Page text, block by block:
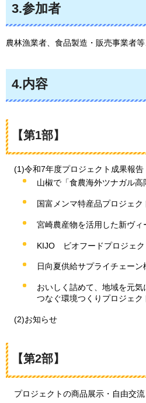
3.参加者
農林漁業者、食品製造・販売事業者
4.内容
【第1部】
(1)令和7年度プロジェクト成果報告
山椒で「食農海外ツナガル高
国富メンマ特産品プロジェク
宮崎農産物を活用した新ヴィ
KIJO ビオフードプロジェク
日向夏供給サプライチェーン
おいしく詰めて、地域を元
つなぐ環境つくりプロジェク
(2)お知らせ
【第2部】
プロジェクトの商品展示・自由交流